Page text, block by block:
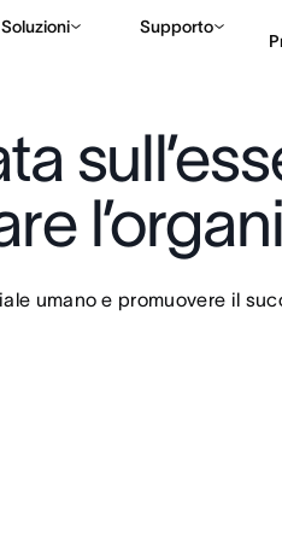
Soluzioni Supporto
umano e promuovere il